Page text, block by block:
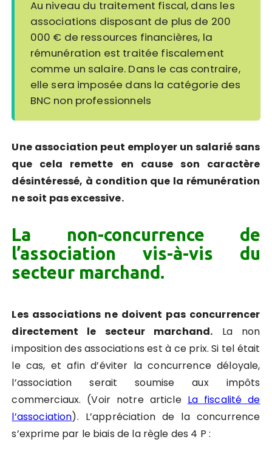
Au niveau du traitement fiscal, dans les
associations disposant de plus de 200
000 € de ressources financières, la
rémunération est traitée fiscalement
comme un salaire. Dans le cas contraire,
elle sera imposée dans la catégorie des
BNC non professionnels
Une association peut employer un salarié sans
que cela remette en cause son caractère
désintéressé, à condition que la rémunération
ne soit pas excessive.
La non-concurrence de
l’association vis-à-vis du
secteur marchand.
Les associations ne doivent pas concurrencer
directement le secteur marchand. La non
imposition des associations est à ce prix. Si tel était
le cas, et afin d’éviter la concurrence déloyale,
l’association serait soumise aux impôts
commerciaux. (Voir notre article La fiscalité de
l’association). L’appréciation de la concurrence
s’exprime par le biais de la règle des 4 P :